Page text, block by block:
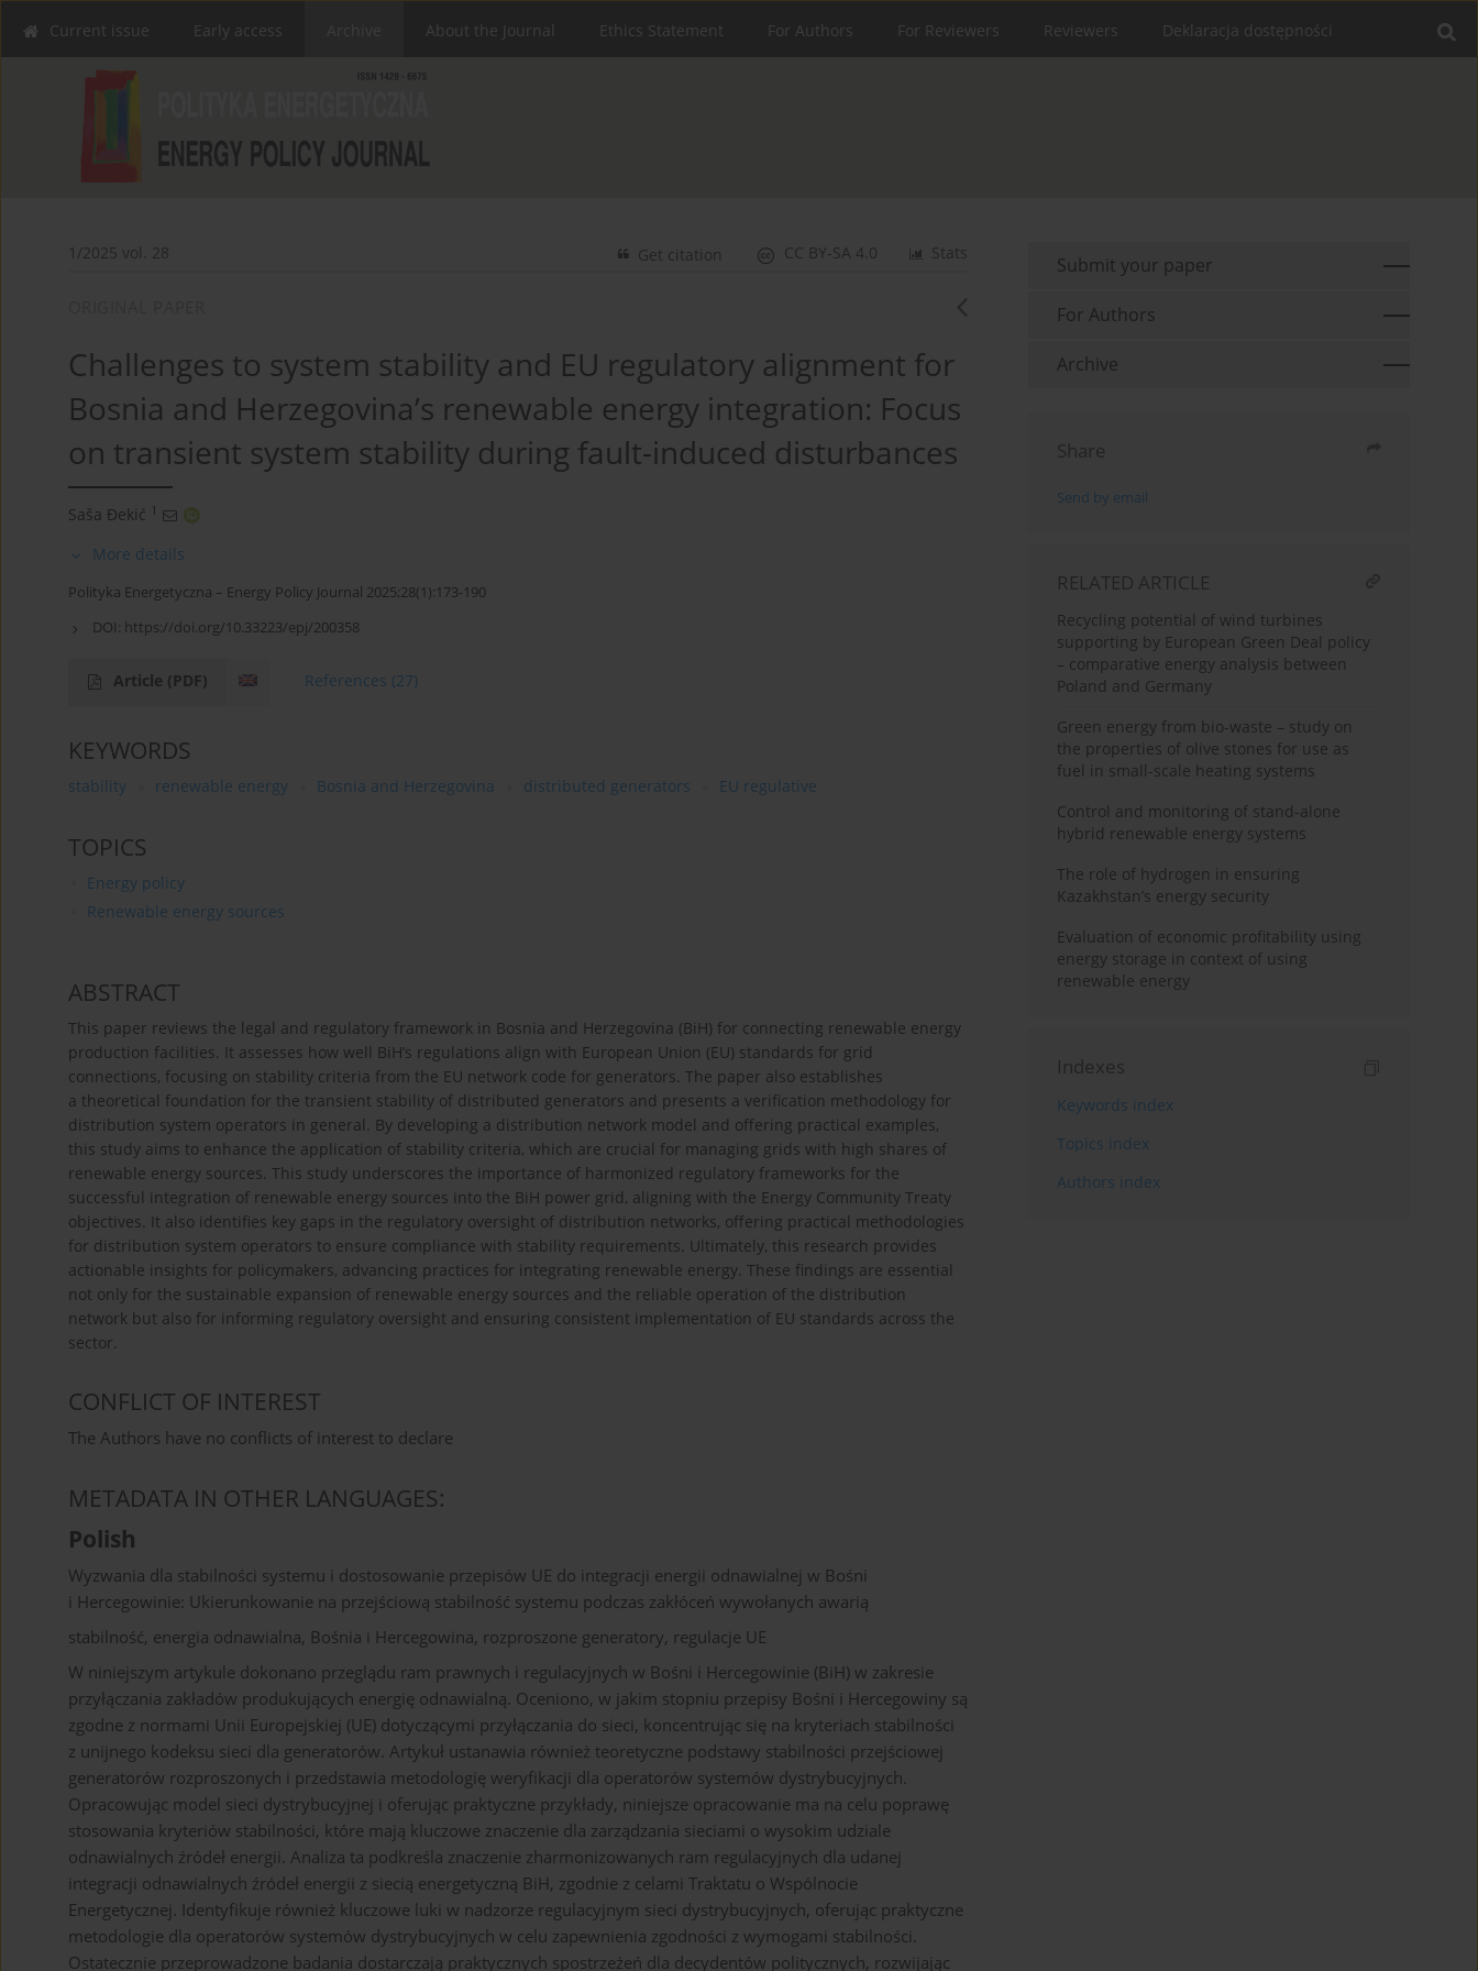
Current issue Early access About the Journal Ethics Statement For Authors For Reviewers Reviewers Deklaracja dostępności
1/2025 vol. 28 Stats
CC BY-SA 4.0
Get citation
Challenges to system stability and EU regulatory alignment for
Bosnia and Herzegovina’s renewable energy integration: Focus
on transient system stability during fault-induced disturbances
Saša Đekić 1
More details
Polityka Energetyczna – Energy Policy Journal 2025;28(1):173-190
DOI: https://doi.org/10.33223/epj/200358
Article (PDF) References (27)
KEYWORDS
stability renewable energy Bosnia and Herzegovina distributed generators EU regulative
TOPICS
Energy policy
Renewable energy sources
ABSTRACT
This paper reviews the legal and regulatory framework in Bosnia and Herzegovina (BiH) for connecting renewable energy
production facilities. It assesses how well BiH’s regulations align with European Union (EU) standards for grid
connections, focusing on stability criteria from the EU network code for generators. The paper also establishes
a theoretical foundation for the transient stability of distributed generators and presents a verification methodology for
distribution system operators in general. By developing a distribution network model and offering practical examples,
this study aims to enhance the application of stability criteria, which are crucial for managing grids with high shares of
renewable energy sources. This study underscores the importance of harmonized regulatory frameworks for the
successful integration of renewable energy sources into the BiH power grid, aligning with the Energy Community Treaty
objectives. It also identifies key gaps in the regulatory oversight of distribution networks, offering practical methodologies
for distribution system operators to ensure compliance with stability requirements. Ultimately, this research provides
actionable insights for policymakers, advancing practices for integrating renewable energy. These findings are essential
not only for the sustainable expansion of renewable energy sources and the reliable operation of the distribution
network but also for informing regulatory oversight and ensuring consistent implementation of EU standards across the
sector.
CONFLICT OF INTEREST
The Authors have no conflicts of interest to declare
METADATA IN OTHER LANGUAGES:
Polish
Wyzwania dla stabilności systemu i dostosowanie przepisów UE do integracji energii odnawialnej w Bośni
i Hercegowinie: Ukierunkowanie na przejściową stabilność systemu podczas zakłóceń wywołanych awarią
stabilność, energia odnawialna, Bośnia i Hercegowina, rozproszone generatory, regulacje UE
W niniejszym artykule dokonano przeglądu ram prawnych i regulacyjnych w Bośni i Hercegowinie (BiH) w zakresie
przyłączania zakładów produkujących energię odnawialną. Oceniono, w jakim stopniu przepisy Bośni i Hercegowiny są
zgodne z normami Unii Europejskiej (UE) dotyczącymi przyłączania do sieci, koncentrując się na kryteriach stabilności
z unijnego kodeksu sieci dla generatorów. Artykuł ustanawia również teoretyczne podstawy stabilności przejściowej
generatorów rozproszonych i przedstawia metodologię weryfikacji dla operatorów systemów dystrybucyjnych.
Opracowując model sieci dystrybucyjnej i oferując praktyczne przykłady, niniejsze opracowanie ma na celu poprawę
stosowania kryteriów stabilności, które mają kluczowe znaczenie dla zarządzania sieciami o wysokim udziale
odnawialnych źródeł energii. Analiza ta podkreśla znaczenie zharmonizowanych ram regulacyjnych dla udanej
integracji odnawialnych źródeł energii z siecią energetyczną BiH, zgodnie z celami Traktatu o Wspólnocie
Energetycznej. Identyfikuje również kluczowe luki w nadzorze regulacyjnym sieci dystrybucyjnych, oferując praktyczne
metodologie dla operatorów systemów dystrybucyjnych w celu zapewnienia zgodności z wymogami stabilności.
Ostatecznie przeprowadzone badania dostarczają praktycznych spostrzeżeń dla decydentów politycznych, rozwijając
Submit your paper
For Authors
Archive
Share
Send by email
RELATED ARTICLE
Recycling potential of wind turbines
supporting by European Green Deal policy
– comparative energy analysis between
Poland and Germany
Green energy from bio-waste – study on
the properties of olive stones for use as
fuel in small-scale heating systems
Control and monitoring of stand-alone
hybrid renewable energy systems
The role of hydrogen in ensuring
Kazakhstan’s energy security
Evaluation of economic profitability using
energy storage in context of using
renewable energy
Indexes
Keywords index
Topics index
Authors index